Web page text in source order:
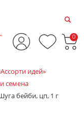
0
идей»‎
семена
бейби, цп, 1 г